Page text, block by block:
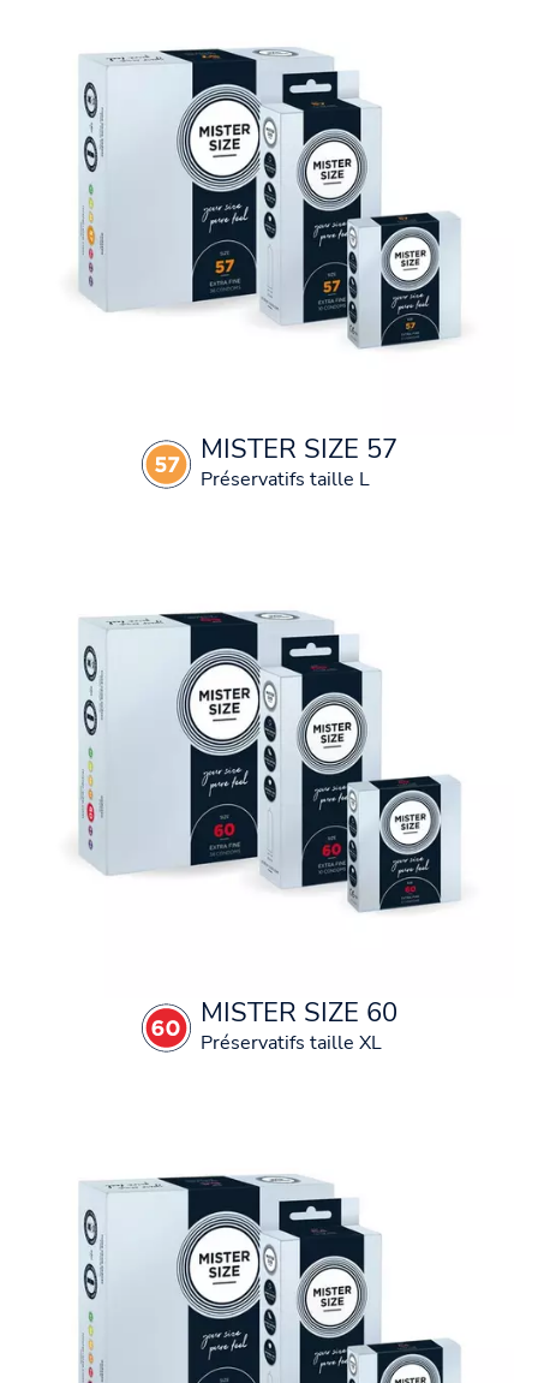
MISTER SIZE 57
Préservatifs taille L
MISTER SIZE 60
Préservatifs taille XL